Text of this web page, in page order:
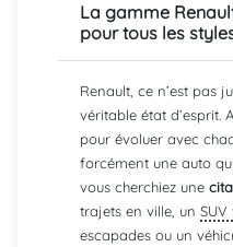
La gamme
pour tous les
Renault, ce n’est pas
véritable état d’esprit.
pour évoluer avec
forcément une auto
vous cherchiez une
trajets en ville, un
escapades ou un